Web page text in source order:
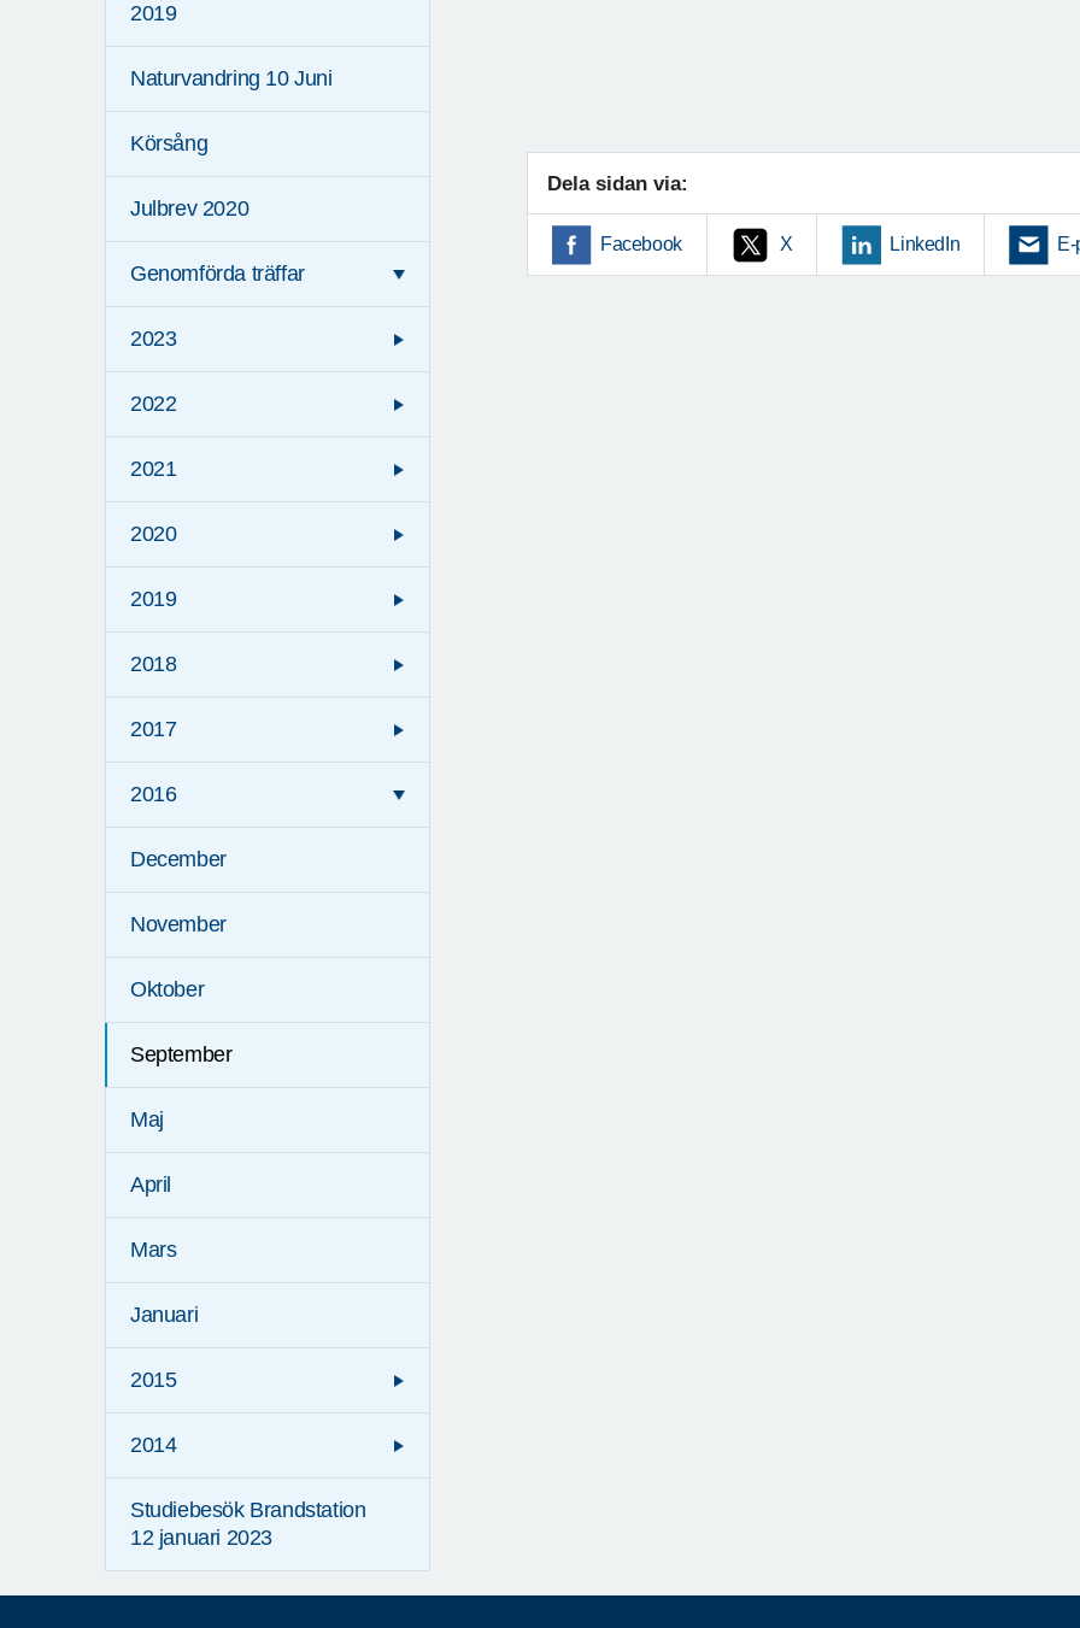
2019
Naturvandring 10 Juni
Körsång
Julbrev 2020
Genomförda träffar
2023
2022
2021
2020
2019
2018
2017
2016
December
November
Oktober
September
Maj
April
Mars
Januari
2015
2014
Studiebesök Brandstation
12 januari 2023
Dela sidan via:
Facebook X LinkedIn